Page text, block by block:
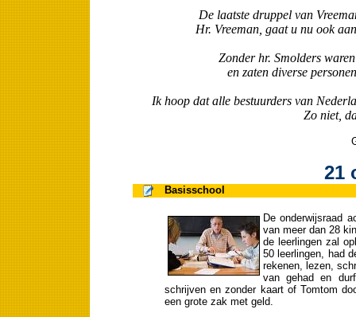
De laatste druppel van
Hr. Vreeman, gaat u nu ook
Zonder hr. Smolders
en zaten diverse
Ik hoop dat alle bestuurders van
Zo niet,
21
Basisschool
De onderwijsraad
van meer dan 28
de leerlingen zal
50 leerlingen, had
rekenen, lezen,
van gehad en
schrijven en zonder kaart of Tomtom
een grote zak met geld.